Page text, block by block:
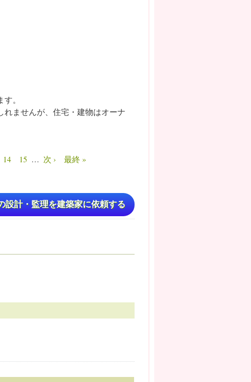
。
ませんが、住宅・建物はオーナ
14 15 … 次 › 最終 »
設計・監理を建築家に依頼する